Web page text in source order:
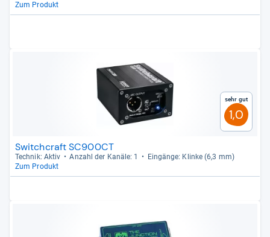
Zum Produkt
Sehr gut
1,0
Switchcraft SC900CT
Tech­nik: Aktiv Anzahl der Kanäle: 1
Ein­gänge: Klinke (6,3 mm)
Zum Produkt